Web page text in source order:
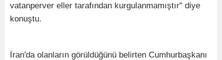
vatanperver eller tarafından kurgulanmamıştır" diye
konuştu.
İran'da olanların görüldüğünü belirten Cumhurbaşkanı